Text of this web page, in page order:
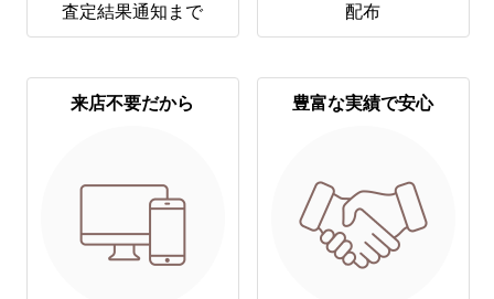
査定結果通知まで
配布
来店不要だから 豊富な実績で安心